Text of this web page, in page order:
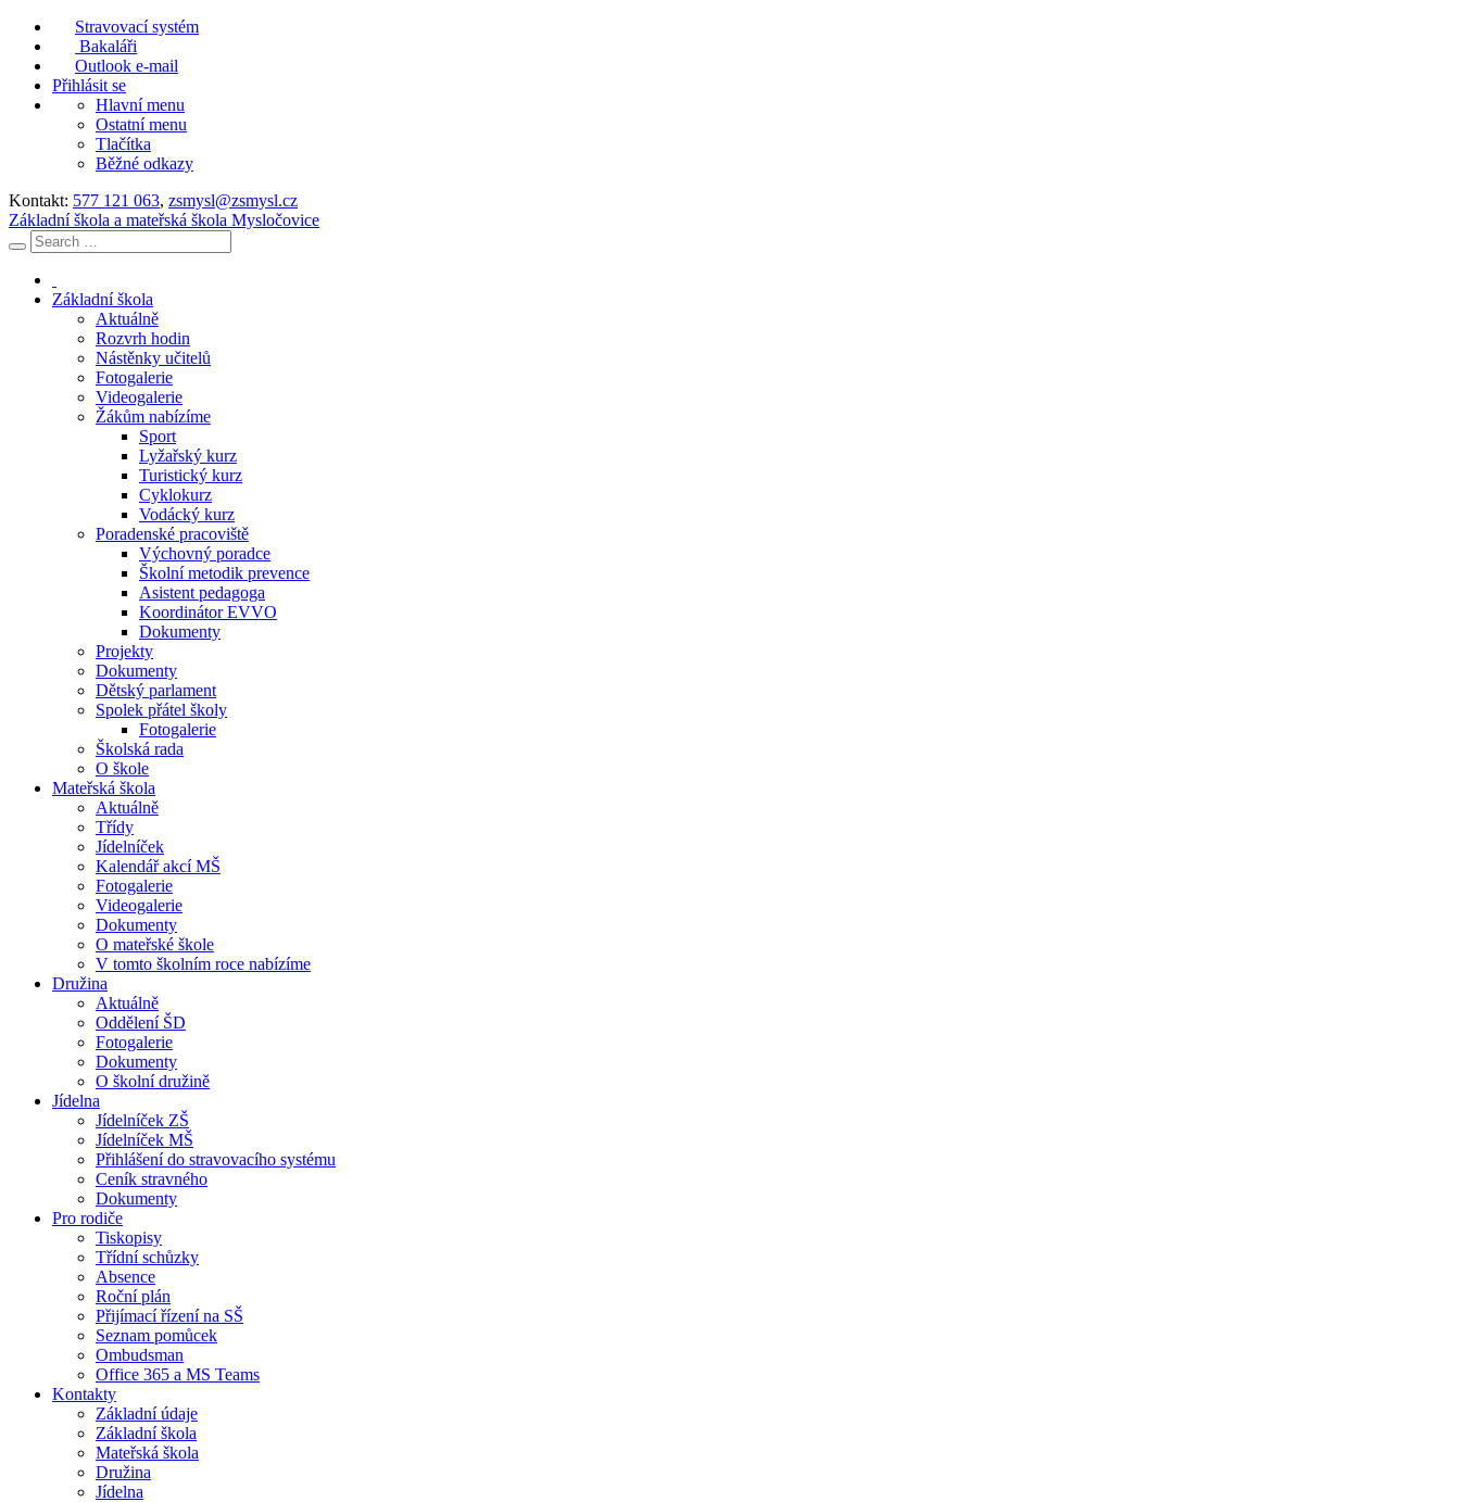
Stravovací systém
Bakaláři
Outlook e-mail
Přihlásit se
Hlavní menu
Ostatní menu
Tlačítka
Běžné odkazy
Kontakt: 577 121 063, zsmysl@zsmysl.cz
Základní škola a mateřská škola Mysločovice
Základní škola
Aktuálně
Rozvrh hodin
Nástěnky učitelů
Fotogalerie
Videogalerie
Žákům nabízíme
Sport
Lyžařský kurz
Turistický kurz
Cyklokurz
Vodácký kurz
Poradenské pracoviště
Výchovný poradce
Školní metodik prevence
Asistent pedagoga
Koordinátor EVVO
Dokumenty
Projekty
Dokumenty
Dětský parlament
Spolek přátel školy
Fotogalerie
Školská rada
O škole
Mateřská škola
Aktuálně
Třídy
Jídelníček
Kalendář akcí MŠ
Fotogalerie
Videogalerie
Dokumenty
O mateřské škole
V tomto školním roce nabízíme
Družina
Aktuálně
Oddělení ŠD
Fotogalerie
Dokumenty
O školní družině
Jídelna
Jídelníček ZŠ
Jídelníček MŠ
Přihlášení do stravovacího systému
Ceník stravného
Dokumenty
Pro rodiče
Tiskopisy
Třídní schůzky
Absence
Roční plán
Přijímací řízení na SŠ
Seznam pomůcek
Ombudsman
Office 365 a MS Teams
Kontakty
Základní údaje
Základní škola
Mateřská škola
Družina
Jídelna